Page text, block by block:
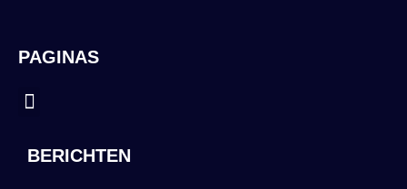
PAGINAS
Menu
BERICHTEN